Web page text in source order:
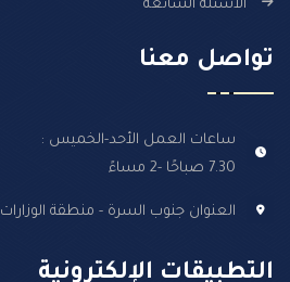
الأسئلة الشائعة
تواصل معنا
ساعات العمل الأحد-الخميس :
7.30 صباحًا -2 مساءً
العنوان جنوب السرة - منطقة الوزارات
التطبيقات الإلكترونية